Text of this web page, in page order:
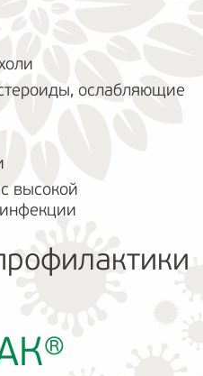
ослабляющие
высокой